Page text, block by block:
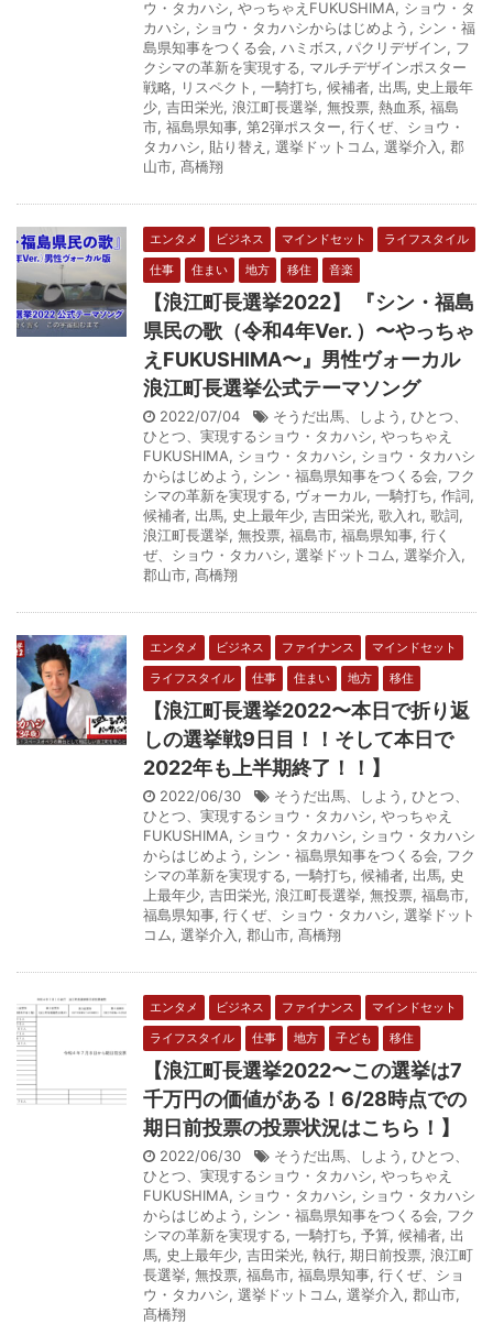
ウ・タカハシ, やっちゃえFUKUSHIMA, ショウ・タ
カハシ, ショウ・タカハシからはじめよう , シン・福
島県知事をつくる会, ハミボス, パクリデザイン, フ
クシマの革新を実現する, マルチデザインポスター
戦略, リスペクト , 一騎打ち, 候補者, 出馬, 史上最年
少, 吉田栄光, 浪江町長選挙, 無投票, 熱血系, 福島
市, 福島県知事, 第2弾ポスター, 行くぜ、ショウ・
タカハシ, 貼り替え , 選挙ドットコム, 選挙介入 , 郡
山市, 髙橋翔
エンタメ ビジネス マインドセット
ライフスタイル
仕事
住まい 地方 移住 音楽
【浪江町長選挙2022】 『シン・福島
県民の歌（令和4年Ver. ）〜やっちゃ
えFUKUSHIMA〜』男性ヴォーカル
浪江町長選挙公式テーマソング
2022/07/04 そうだ出馬、しよう , ひとつ、
ひとつ、実現するショウ・タカハシ, やっちゃえ
FUKUSHIMA, ショウ・タカハシ, ショウ・タカハシ
からはじめよう , シン・福島県知事をつくる会, フク
シマの革新を実現する, ヴォーカル, 一騎打ち, 作詞,
候補者, 出馬, 史上最年少, 吉田栄光, 歌入れ, 歌詞,
浪江町長選挙, 無投票, 福島市, 福島県知事, 行く
ぜ、ショウ・タカハシ, 選挙ドットコム, 選挙介入 ,
郡山市, 髙橋翔
エンタメ ビジネス ファイナンス
マインドセット
ライフスタイル
仕事 住まい 地方 移住
【浪江町長選挙2022〜本日で折り返
しの選挙戦9日目！！そして本日で
2022年も上半期終了！！】
2022/06/30 そうだ出馬、しよう , ひとつ、
ひとつ、実現するショウ・タカハシ, やっちゃえ
FUKUSHIMA, ショウ・タカハシ, ショウ・タカハシ
からはじめよう , シン・福島県知事をつくる会, フク
シマの革新を実現する, 一騎打ち, 候補者, 出馬, 史
上最年少, 吉田栄光, 浪江町長選挙, 無投票, 福島市,
福島県知事, 行くぜ、ショウ・タカハシ, 選挙ドット
コム, 選挙介入 , 郡山市, 髙橋翔
エンタメ ビジネス ファイナンス
マインドセット
ライフスタイル
仕事 地方 子ども 移住
【浪江町長選挙2022〜この選挙は7
千万円の価値がある！6/28時点での
期日前投票の投票状況はこちら！】
2022/06/30 そうだ出馬、しよう , ひとつ、
ひとつ、実現するショウ・タカハシ, やっちゃえ
FUKUSHIMA, ショウ・タカハシ, ショウ・タカハシ
からはじめよう , シン・福島県知事をつくる会, フク
シマの革新を実現する, 一騎打ち, 予算, 候補者, 出
馬, 史上最年少, 吉田栄光, 執行, 期日前投票, 浪江町
長選挙, 無投票, 福島市, 福島県知事, 行くぜ、ショ
ウ・タカハシ, 選挙ドットコム, 選挙介入 , 郡山市,
髙橋翔